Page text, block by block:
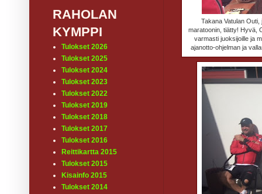
Takana Vatulan
maratoonin, tiätty! Hyvä,
varmasti juoksijoille ja
ajanotto-ohjelman ja
RAHOLAN
KYMPPI
Tulokset 2026
Tulokset 2025
Tulokset 2024
Tulokset 2023
Tulokset 2022
Tulokset 2019
Tulokset 2018
Tulokset 2017
Tulokset 2016
Reittikartta 2015
Tulokset 2015
Kisainfo 2015
Tulokset 2014